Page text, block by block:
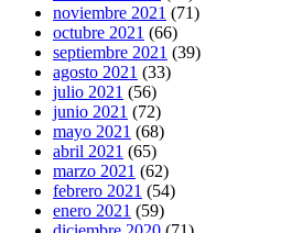
noviembre 2021 (71)
octubre 2021 (66)
septiembre 2021 (39)
agosto 2021 (33)
julio 2021 (56)
junio 2021 (72)
mayo 2021 (68)
abril 2021 (65)
marzo 2021 (62)
febrero 2021 (54)
enero 2021 (59)